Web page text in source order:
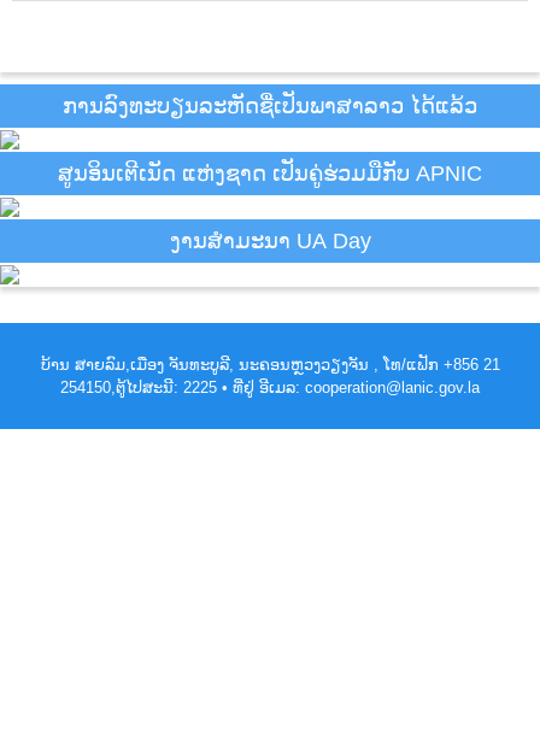
ການລົງທະບຽນລະຫັດຊື່ເປັນພາສາລາວ ໄດ້ແລ້ວ
ສູນອິນເຕີເນັດ ແຫ່ງຊາດ ເປັນຄູ່ຮ່ວມມືກັບ APNIC
ງານສຳມະນາ UA Day
ບ້ານ ສາຍລົມ,ເມືອງ ຈັນທະບູລີ, ນະຄອນຫຼວງວຽງຈັນ , ໂທ/ແຟັກ +856 21
254150,ຕູ້ໄປສະນີ: 2225 • ທີ່ຢູ່ ອີເມລ: cooperation@lanic.gov.la